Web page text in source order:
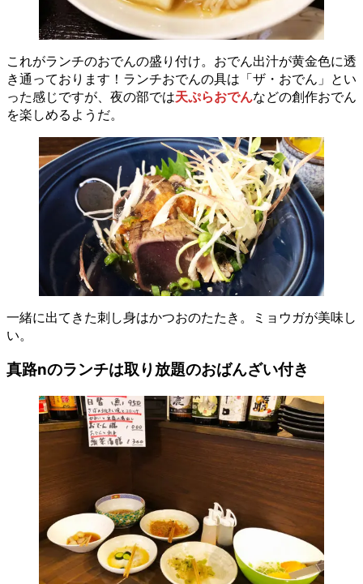
これがランチのおでんの盛り付け。おでん出汁が黄金色に透
き通っております！ランチおでんの具は「ザ・おでん」とい
った感じですが、夜の部では天ぷらおでんなどの創作おでん
を楽しめるようだ。
一緒に出てきた刺し身はかつおのたたき。ミョウガが美味し
い。
真路nのランチは取り放題のおばんざい付き